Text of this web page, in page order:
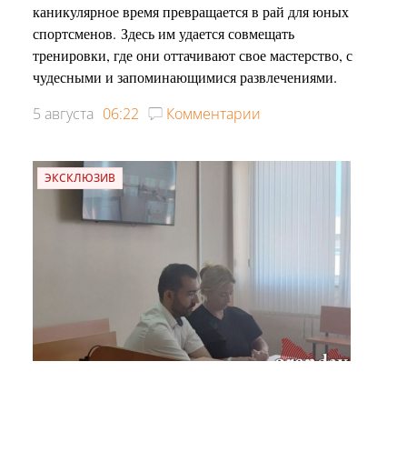
каникулярное время превращается в рай для юных
спортсменов. Здесь им удается совмещать
тренировки, где они оттачивают свое мастерство, с
чудесными и запоминающимися развлечениями.
5 августа 06:22 Комментарии
ЭКСКЛЮЗИВ